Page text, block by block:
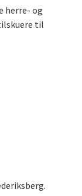
herre- og
til